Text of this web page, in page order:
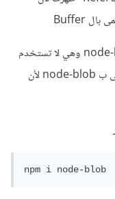
يمكنك إستخدام هذه الحزمة الذي تسمى node-blob وهي لا تستخدم
blob لأنه غير موجود في nodejs وإنما يسمى ب node-blob لأن
npm i node-blob